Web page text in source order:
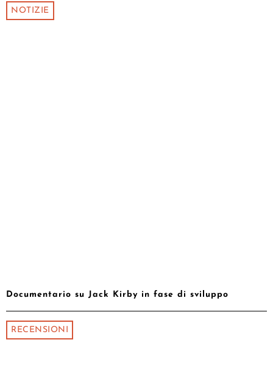
NOTIZIE
Documentario su Jack Kirby in fase di sviluppo
RECENSIONI